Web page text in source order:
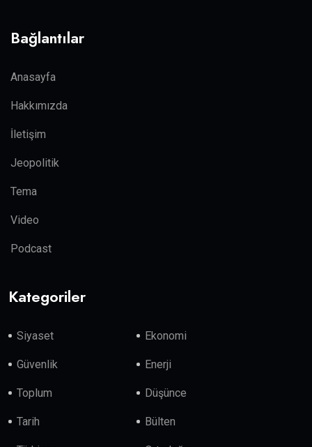
Bağlantılar
Anasayfa
Hakkımızda
İletişim
Jeopolitik
Tema
Video
Podcast
Kategoriler
Siyaset Ekonomi
Güvenlik Enerji
Toplum Düşünce
Tarih Bülten